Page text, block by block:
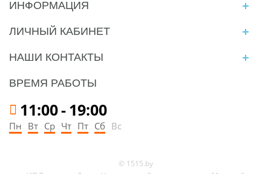
ИНФОРМАЦИЯ
ЛИЧНЫЙ КАБИНЕТ
НАШИ КОНТАКТЫ
ВРЕМЯ РАБОТЫ
11:00-19:00
Пн Вт Ср Чт Пт Сб Вс
© 1515.by